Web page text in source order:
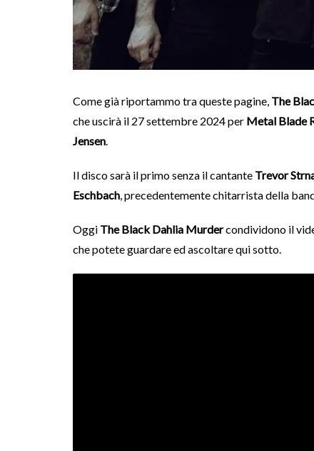
Come già riportammo tra queste pagine, The
che uscirà il 27 settembre 2024 per Metal Blade
Jensen
Il disco sarà il primo senza il cantante Trevor
Eschbach , precedentemente chitarrista della
Oggi The Black Dahlia Murdercondividono il
che potete guardare ed ascoltare qui sotto.